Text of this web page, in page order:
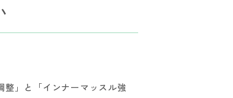
」と「インナーマッスル強